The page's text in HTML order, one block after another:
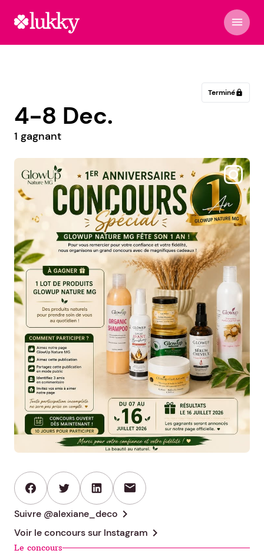
menu
Terminélock
4-8 Dec.
1 gagnant
@alexiane_deco
mail
Suivre @alexiane_deco chevron_right
Voir le concours sur Instagram chevron_right
Le concours